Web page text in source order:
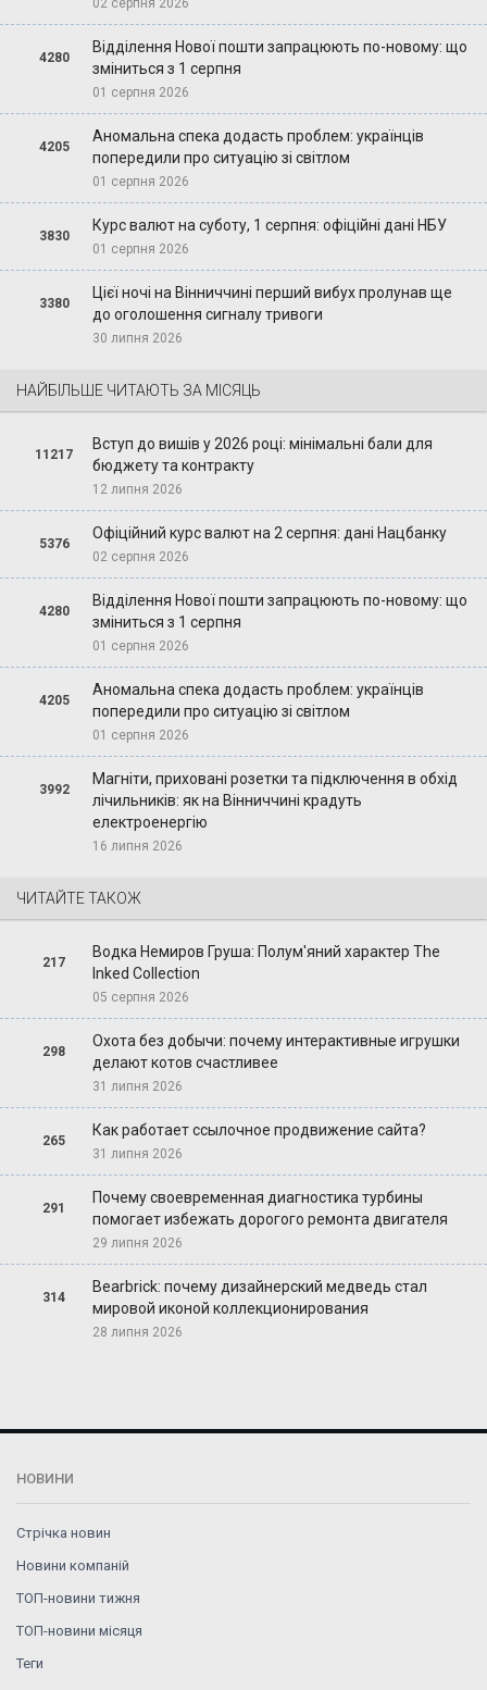
4280
Відділення Нової пошти запрацюють по-новому: що
зміниться з 1 серпня
01 серпня 2026
4205
Аномальна спека додасть проблем: українців
попередили про ситуацію зі світлом
01 серпня 2026
3830
Курс валют на суботу, 1 серпня: офіційні дані НБУ
01 серпня 2026
3380
Цієї ночі на Вінниччині перший вибух пролунав ще
до оголошення сигналу тривоги
30 липня 2026
НАЙБІЛЬШЕ ЧИТАЮТЬ ЗА МІСЯЦЬ
11217
Вступ до вишів у 2026 році: мінімальні бали для
бюджету та контракту
12 липня 2026
5376
Офіційний курс валют на 2 серпня: дані Нацбанку
02 серпня 2026
4280
Відділення Нової пошти запрацюють по-новому: що
зміниться з 1 серпня
01 серпня 2026
4205
Аномальна спека додасть проблем: українців
попередили про ситуацію зі світлом
01 серпня 2026
3992
Магніти, приховані розетки та підключення в обхід
лічильників: як на Вінниччині крадуть
електроенергію
16 липня 2026
ЧИТАЙТЕ ТАКОЖ
217
Водка Немиров Груша: Полум'яний характер The
Inked Collection
05 серпня 2026
298
Охота без добычи: почему интерактивные игрушки
делают котов счастливее
31 липня 2026
265
Как работает ссылочное продвижение сайта?
31 липня 2026
291
Почему своевременная диагностика турбины
помогает избежать дорогого ремонта двигателя
29 липня 2026
314
Bearbrick: почему дизайнерский медведь стал
мировой иконой коллекционирования
28 липня 2026
НОВИНИ
Стрічка новин
Новини компаній
ТОП-новини тижня
ТОП-новини місяця
Теги